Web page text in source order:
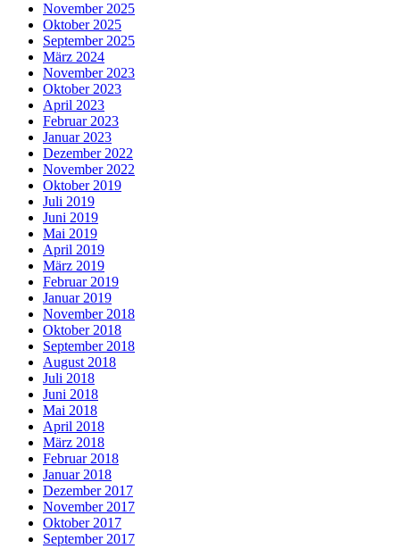
November 2025
Oktober 2025
September 2025
März 2024
November 2023
Oktober 2023
April 2023
Februar 2023
Januar 2023
Dezember 2022
November 2022
Oktober 2019
Juli 2019
Juni 2019
Mai 2019
April 2019
März 2019
Februar 2019
Januar 2019
November 2018
Oktober 2018
September 2018
August 2018
Juli 2018
Juni 2018
Mai 2018
April 2018
März 2018
Februar 2018
Januar 2018
Dezember 2017
November 2017
Oktober 2017
September 2017